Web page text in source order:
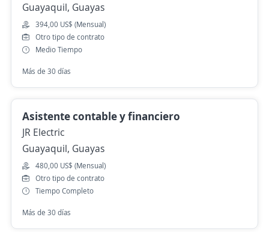
Guayaquil, Guayas
394,00 US$ (Mensual)
Otro tipo de contrato
Medio Tiempo
Más de 30 días
Asistente contable y financiero
JR Electric
Guayaquil, Guayas
480,00 US$ (Mensual)
Otro tipo de contrato
Tiempo Completo
Más de 30 días